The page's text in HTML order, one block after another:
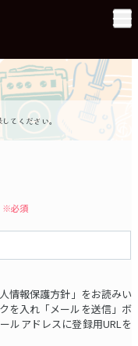
てください。
※必須
情報保護方針」をお読みい
を入れ「メールを送信」ボ
ルアドレスに登録用URLを